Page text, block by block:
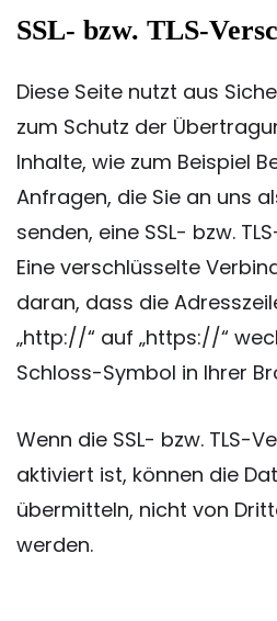
SSL- bzw. TLS-
Diese Seite nutzt aus
zum Schutz der
Inhalte, wie zum Beispiel
Anfragen, die Sie an uns
senden, eine SSL- bzw.
Eine verschlüsselte
daran, dass die
„http://“ auf „https://“
Schloss-Symbol in Ihrer
Wenn die SSL- bzw. TLS-
aktiviert ist, können die
übermitteln, nicht von
werden.